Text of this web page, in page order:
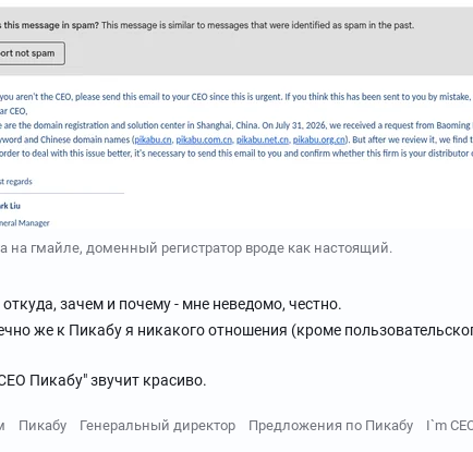
на гмайле, доменный регистратор вроде как настоящий.
откуда, зачем и почему - мне неведомо, честно.
же к Пикабу я никакого отношения (кроме
Пикабу" звучит красиво.
Пикабу Генеральный директор Предложения по Пикабу I`m